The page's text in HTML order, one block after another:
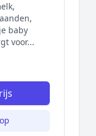
baby
voor...